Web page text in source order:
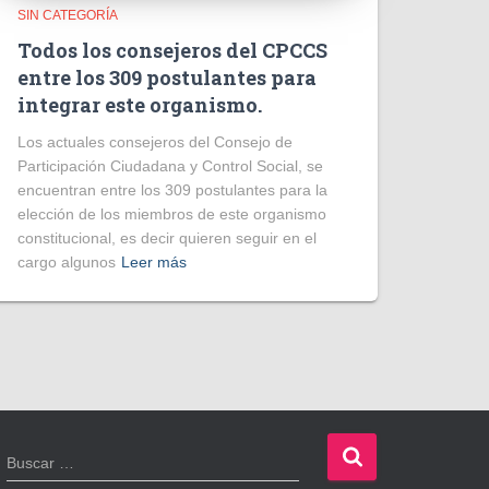
SIN CATEGORÍA
Todos los consejeros del CPCCS
entre los 309 postulantes para
integrar este organismo.
Los actuales consejeros del Consejo de
Participación Ciudadana y Control Social, se
encuentran entre los 309 postulantes para la
elección de los miembros de este organismo
constitucional, es decir quieren seguir en el
cargo algunos Leer más
B
u
Buscar …